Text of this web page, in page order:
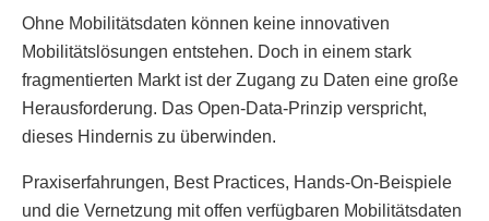
Ohne Mobilitätsdaten können keine innovativen
Mobilitätslösungen entstehen. Doch in einem stark
fragmentierten Markt ist der Zugang zu Daten eine große
Herausforderung. Das Open-Data-Prinzip verspricht,
dieses Hindernis zu überwinden.
Praxiserfahrungen, Best Practices, Hands-On-Beispiele
und die Vernetzung mit offen verfügbaren Mobilitätsdaten